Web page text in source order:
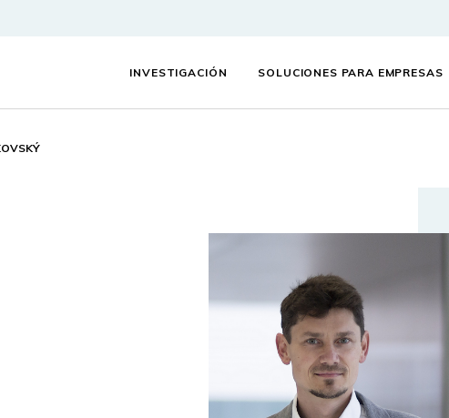
INVESTIGACIÓN SOLUCIONES PARA EMPRESAS